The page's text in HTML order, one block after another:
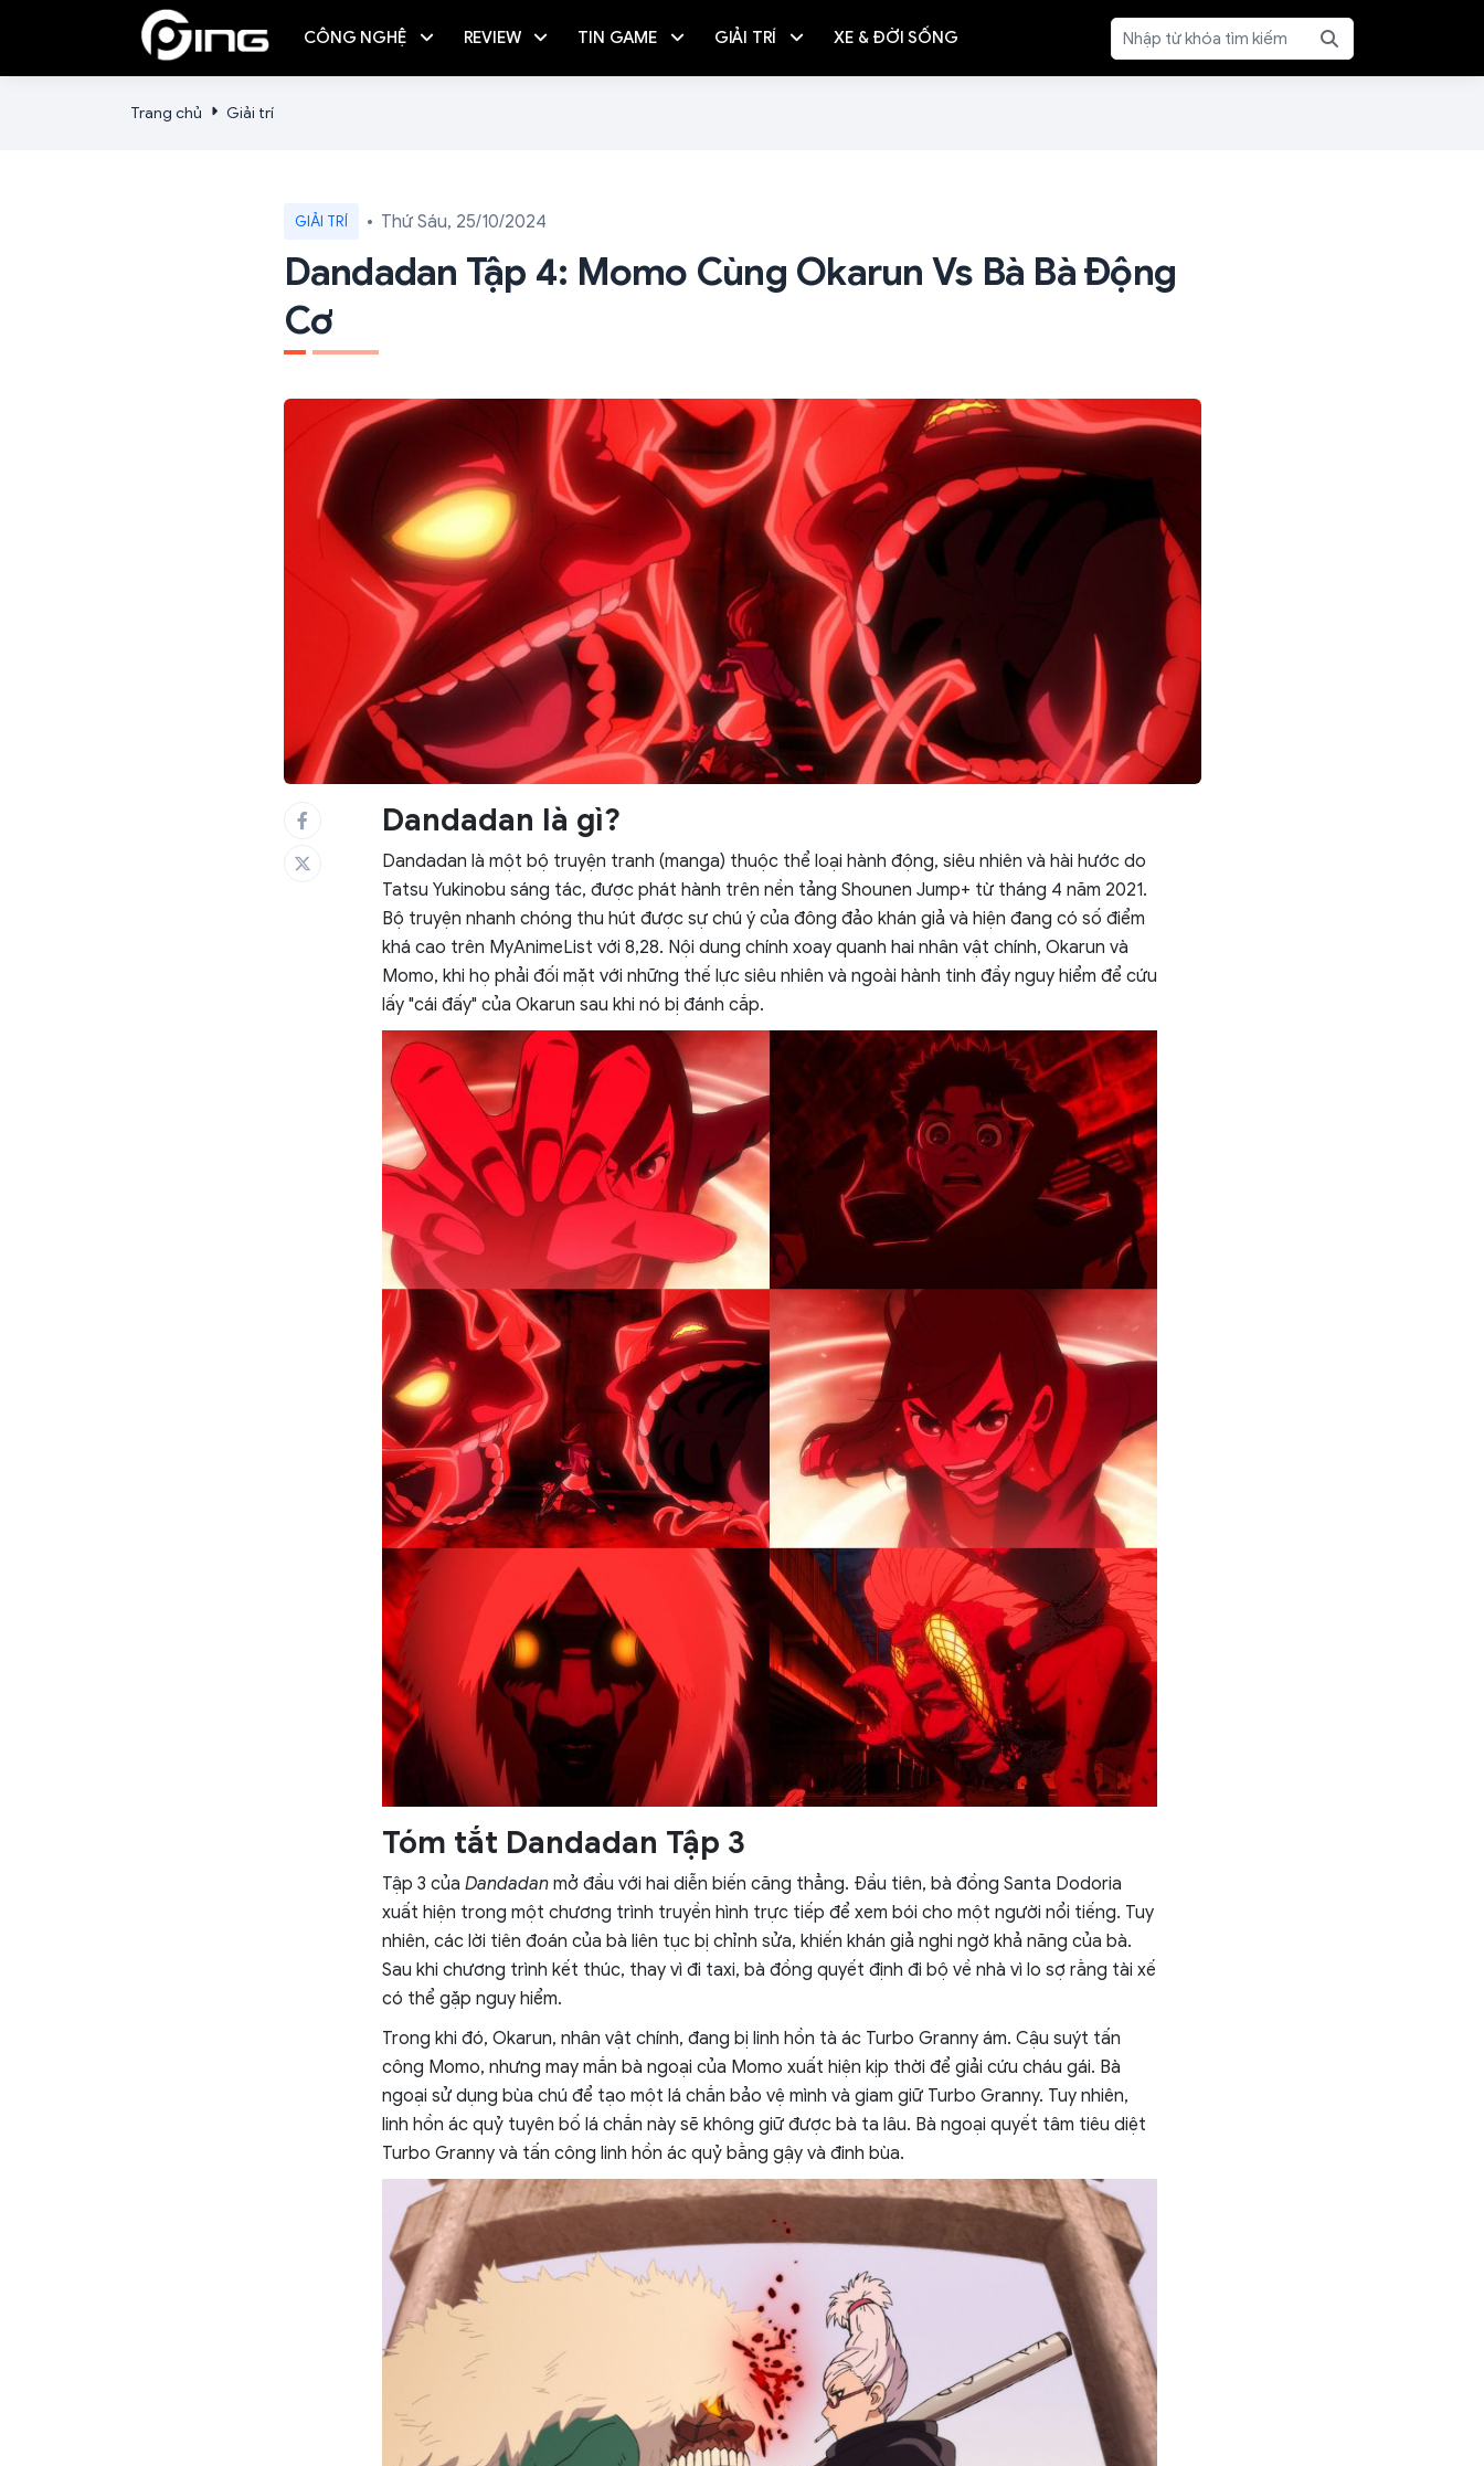
CÔNG NGHỆ REVIEW TIN GAME GIẢI TRÍ XE & ĐỜI SỐNG
Trang chủ Giải trí
GIẢI TRÍ Thứ Sáu, 25/10/2024
Dandadan Tập 4: Momo Cùng Okarun Vs Bà Bà Động
Cơ
Dandadan là gì?
Dandadan là một bộ truyện tranh (manga) thuộc thể loại hành động, siêu nhiên và hài hước do
Tatsu Yukinobu sáng tác, được phát hành trên nền tảng Shounen Jump+ từ tháng 4 năm 2021.
Bộ truyện nhanh chóng thu hút được sự chú ý của đông đảo khán giả và hiện đang có số điểm
khá cao trên MyAnimeList với 8,28. Nội dung chính xoay quanh hai nhân vật chính, Okarun và
Momo, khi họ phải đối mặt với những thế lực siêu nhiên và ngoài hành tinh đầy nguy hiểm để cứu
lấy "cái đấy" của Okarun sau khi nó bị đánh cắp.
Tóm tắt Dandadan Tập 3
Tập 3 của Dandadanmở đầu với hai diễn biến căng thẳng. Đầu tiên, bà đồng Santa Dodoria
xuất hiện trong một chương trình truyền hình trực tiếp để xem bói cho một người nổi tiếng. Tuy
nhiên, các lời tiên đoán của bà liên tục bị chỉnh sửa, khiến khán giả nghi ngờ khả năng của bà.
Sau khi chương trình kết thúc, thay vì đi taxi, bà đồng quyết định đi bộ về nhà vì lo sợ rằng tài xế
có thể gặp nguy hiểm.
Trong khi đó, Okarun, nhân vật chính, đang bị linh hồn tà ác Turbo Granny ám. Cậu suýt tấn
công Momo, nhưng may mắn bà ngoại của Momo xuất hiện kịp thời để giải cứu cháu gái. Bà
ngoại sử dụng bùa chú để tạo một lá chắn bảo vệ mình và giam giữ Turbo Granny. Tuy nhiên,
linh hồn ác quỷ tuyên bố lá chắn này sẽ không giữ được bà ta lâu. Bà ngoại quyết tâm tiêu diệt
Turbo Granny và tấn công linh hồn ác quỷ bằng gậy và đinh bùa.